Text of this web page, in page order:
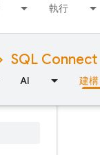
執行
SQL Connect
AI 建構